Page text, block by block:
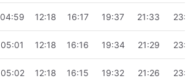
04:59 12:18 16:17 19:37 21:33
05:01 12:18 16:16 19:34 21:29
05:02 12:18 16:15 19:32 21:26